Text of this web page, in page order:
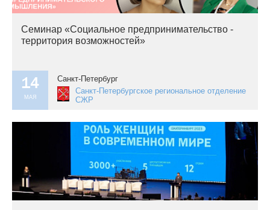
Семинар «Социальное предпринимательство -
территория возможностей»
14
МАЯ
Санкт-Петербург
Санкт-Петербургское региональное отделение
СЖР